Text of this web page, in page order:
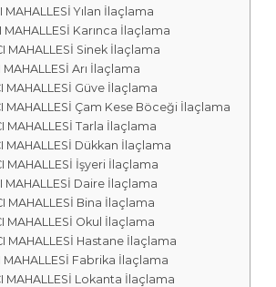
MAHALLESİ Yılan İlaçlama
MAHALLESİ Karınca İlaçlama
MAHALLESİ Sinek İlaçlama
Arı İlaçlama
MAHALLESİ Güve İlaçlama
MAHALLESİ Çam Kese Böceği İlaçlama
MAHALLESİ Tarla İlaçlama
MAHALLESİ Dükkan İlaçlama
MAHALLESİ İşyeri İlaçlama
MAHALLESİ Daire İlaçlama
MAHALLESİ Bina İlaçlama
MAHALLESİ Okul İlaçlama
MAHALLESİ Hastane İlaçlama
MAHALLESİ Fabrika İlaçlama
MAHALLESİ Lokanta İlaçlama